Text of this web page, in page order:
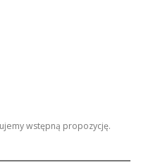
wstępną propozycję.